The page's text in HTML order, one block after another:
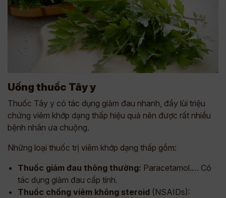
Uống thuốc Tây y
Thuốc Tây y có tác dụng giảm đau nhanh, đẩy lùi triệu
chứng viêm khớp dạng thấp hiệu quả nên được rất nhiều
bệnh nhân ưa chuộng.
Những loại thuốc trị viêm khớp dạng thấp gồm:
Thuốc giảm đau thông thường: Paracetamol.… Có
tác dụng giảm đau cấp tính.
Thuốc chống viêm không steroid (NSAIDs):